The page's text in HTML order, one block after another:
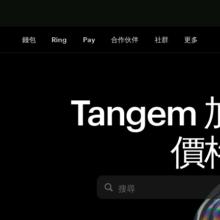
錢包 Ring Pay 合作伙伴 社群 更多
Tangem
價
搜尋